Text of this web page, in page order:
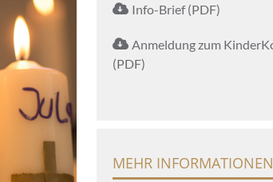
Info-Brief (PDF)
Anmeldung zum
(PDF)
MEHR INFORMATIONEN